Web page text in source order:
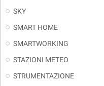
SKY
SMART HOME
SMARTWORKING
STAZIONI METEO
STRUMENTAZIONE